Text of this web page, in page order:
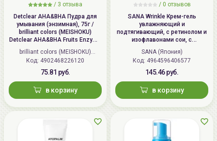
/ 3 отзыва
Detclear AHA&BHA Пудра для
умывания (энзимная), 75г /
brilliant colors (MEISHOKU)
Detclear AHA&BHA Fruits Enzyme
Powder Wash
brilliant colors (MEISHOKU)
(Япония)
Код: 4902468226120
75.81 руб.
в корзину
/ 0 отзывов
SANA Wrinkle Крем-гель
увлажняющий и
подтягивающий, с ретинолом и
изофлавонами сои, с
осветляющим эффектом | 100г |
Wrinkle Gel Cream (Whitening)
SANA (Япония)
Код: 4964596406577
145.46 руб.
в корзину